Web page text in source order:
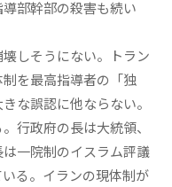
部幹部の殺害も続い
しそうにない。トラン
を最高指導者の「独
な誤認に他ならない。
行政府の長は大統領、
一院制のイスラム評議
る。イランの現体制が